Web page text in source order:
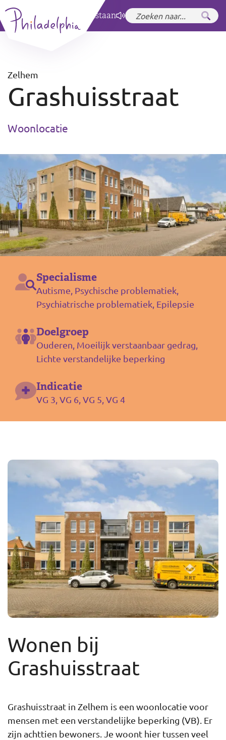
Zet hoog contrastaan
Zelhem
Grashuisstraat
Woonlocatie
Specialisme
Autisme, Psychische problematiek,
Psychiatrische problematiek, Epilepsie
Doelgroep
Ouderen, Moeilijk verstaanbaar gedrag,
Lichte verstandelijke beperking
Indicatie
VG 3, VG 6, VG 5, VG 4
Wonen bij
Grashuisstraat
Grashuisstraat in Zelhem is een woonlocatie voor
mensen met een verstandelijke beperking (VB). Er
zijn achttien bewoners. Je woont hier tussen veel